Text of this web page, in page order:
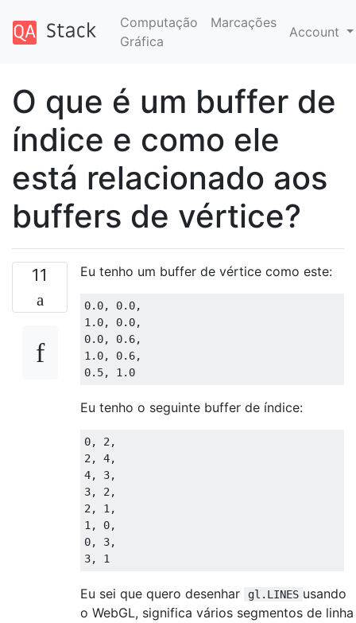
Computação
Gráfica
Marcações
Account
O que é um buffer de
índice e como ele
está relacionado aos
buffers de vértice?
11 Eu tenho um buffer de vértice como este:
0.0, 0.0,
1.0, 0.0,
0.0, 0.6,
1.0, 0.6,
Eu tenho o seguinte buffer de índice:
0, 2,
2, 4,
4, 3,
3, 2,
2, 1,
1, 0,
0, 3,
Eu sei que quero desenhar gl.LINES usando
o WebGL, significa vários segmentos de linha